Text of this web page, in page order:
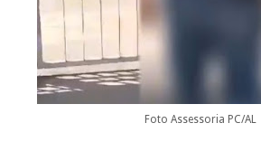
Foto Assessoria PC/AL